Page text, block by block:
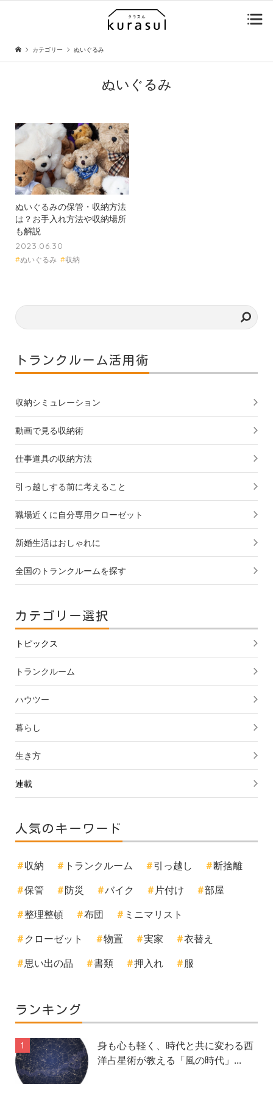
カテゴリー ぬいぐるみ
ぬいぐるみ
ぬいぐるみの保管・収納方法
は？お手入れ方法や収納場所
も解説
2023.06.30
#ぬいぐるみ #収納
トランクルーム活用術
収納シミュレーション
動画で見る収納術
仕事道具の収納方法
引っ越しする前に考えること
職場近くに自分専用クローゼット
新婚生活はおしゃれに
全国のトランクルームを探す
カテゴリー選択
トピックス
トランクルーム
ハウツー
暮らし
生き方
連載
人気のキーワード
収納 トランクルーム 引っ越し
断捨離
保管
防災 バイク 片付け
部屋
整理整頓
布団
ミニマリスト
クローゼット
物置 実家
衣替え
思い出の品
書類 押入れ 服
ランキング
1
身も心も軽く、時代と共に変わる西
洋占星術が教える「風の時代」...